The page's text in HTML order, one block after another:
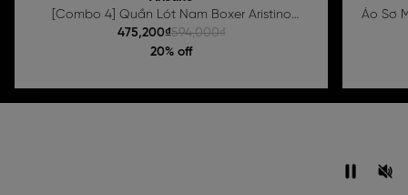
[Combo 4] Quần Lót Nam Boxer Aristino
ABX003EXP04
475,200₫594,000₫
20% off
Áo Sơ